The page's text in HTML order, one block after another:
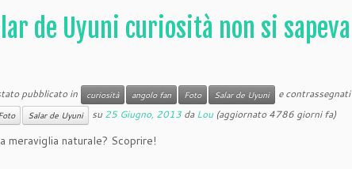
de Uyuni curiosità non si sapeva
pubblicato in curiosità angolo fan Foto Salar de Uyuni e contrassegnati
Salar de Uyuni su25 Giugno, 2013 daLou(aggiornato 4786 giorni fa)
meraviglia naturale? Scoprire!